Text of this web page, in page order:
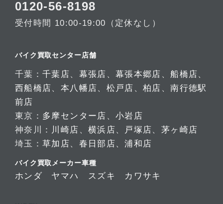
0120-56-8198
受付時間 10:00-19:00（定休なし）
バイク買取センター店舗
千葉：千葉店、 幕張店 、幕張本郷店 、船橋店、
西船橋店、 本八幡店、 松戸店 、柏店 、南行徳駅
前店
東京： 多摩センター店 、 小岩店
神奈川： 川崎店 、 横浜店、 戸塚店、 茅ヶ崎店
埼玉：草加店、 春日部店、浦和店
バイク買取メーカー車種
ホンダ ヤマハ スズキ カワサキ